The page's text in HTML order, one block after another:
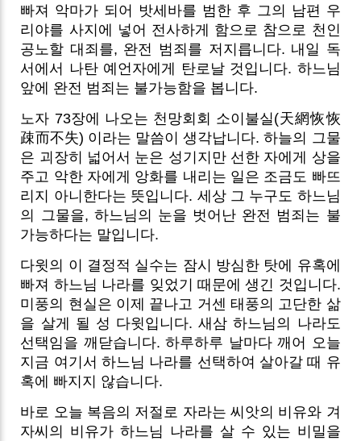
빠져 악마가 되어 밧세바를 범한 후 그의 남편 우
리야를 사지에 넣어 전사하게 함으로 참으로 천인
공노할 대죄를, 완전 범죄를 저지릅니다. 내일 독
서에서 나탄 예언자에게 탄로날 것입니다. 하느님
앞에 완전 범죄는 불가능함을 봅니다.
노자 73장에 나오는 천망회회 소이불실(天網恢恢
疎而不失) 이라는 말씀이 생각납니다. 하늘의 그물
은 괴장히 넓어서 눈은 성기지만 선한 자에게 상을
주고 악한 자에게 앙화를 내리는 일은 조금도 빠뜨
리지 아니한다는 뜻입니다. 세상 그 누구도 하느님
의 그물을, 하느님의 눈을 벗어난 완전 범죄는 불
가능하다는 말입니다.
다윗의 이 결정적 실수는 잠시 방심한 탓에 유혹에
빠져 하느님 나라를 잊었기 때문에 생긴 것입니다.
미풍의 현실은 이제 끝나고 거센 태풍의 고단한 삶
을 살게 될 성 다윗입니다. 새삼 하느님의 나라도
선택임을 깨닫습니다. 하루하루 날마다 깨어 오늘
지금 여기서 하느님 나라를 선택하여 살아갈 때 유
혹에 빠지지 않습니다.
바로 오늘 복음의 저절로 자라는 씨앗의 비유와 겨
자씨의 비유가 하느님 나라를 살 수 있는 비밀을